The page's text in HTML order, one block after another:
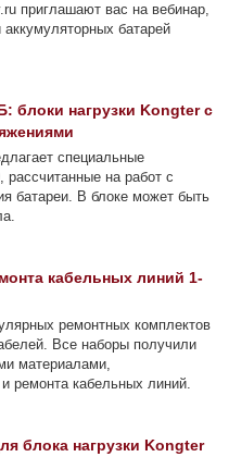
приглашают вас на вебинар,
батарей
блоки нагрузки Kongter с
специальные
рассчитанные на работ с
батареи. В блоке может быть
кабельных линий 1-
ремонтных комплектов
Все наборы получили
материалами,
ремонта кабельных линий.
блока нагрузки Kongter